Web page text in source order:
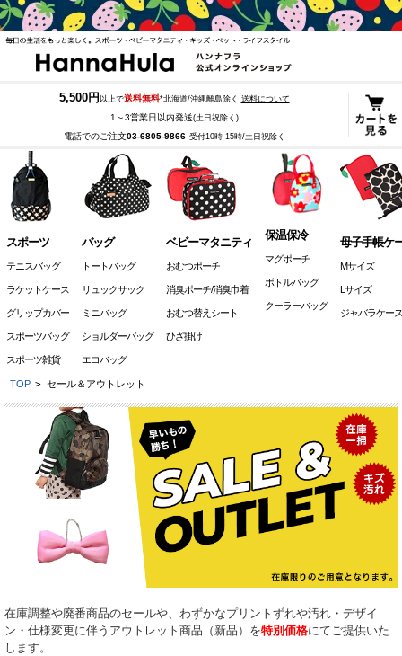
5,500円 以上で送料無料*北海道/沖縄離島除く 送料について
1～3営業日以内発送(土日祝除く)
電話でのご注文03-6805-9866 受付10時-15時/土日祝除く
スポーツ
テニスバッグ
ラケットケース
グリップカバー
スポーツバッグ
スポーツ雑貨
バッグ
トートバッグ
リュックサック
ミニバッグ
ショルダーバッグ
エコバッグ
ベビーマタニティ
おむつポーチ
消臭ポーチ/消臭巾着
おむつ替えシート
ひざ掛け
保温保冷
マグポーチ
ボトルバッグ
クーラーバッグ
母子手帳ケ
Mサイズ
Lサイズ
ジャバラケース
TOP > セール＆アウトレット
在庫調整や廃番商品のセールや、わずかなプリントずれや汚れ・デザイ
ン・仕様変更に伴うアウトレット商品（新品）を特別価格にてご提供いた
します。